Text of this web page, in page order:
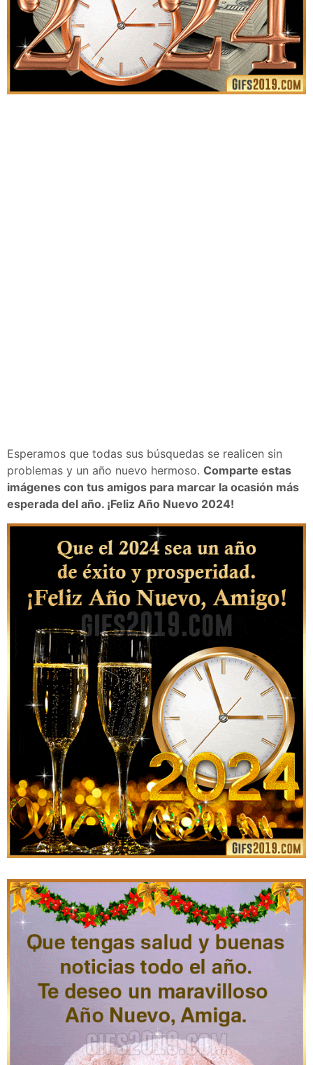
Esperamos que todas sus búsquedas se realicen sin
problemas y un año nuevo hermoso. Comparte estas
imágenes con tus amigos para marcar la ocasión más
esperada del año. ¡Feliz Año Nuevo 2024!